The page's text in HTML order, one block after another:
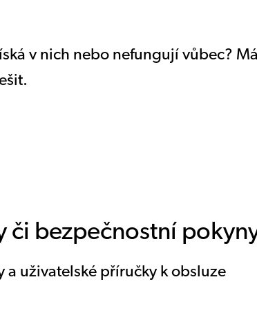
v nich nebo nefungují vůbec?
či bezpečnostní
uživatelské příručky k obsluze